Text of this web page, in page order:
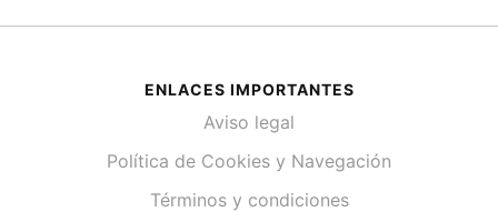
ENLACES IMPORTANTES
Aviso legal
Política de Cookies y Navegación
Términos y condiciones